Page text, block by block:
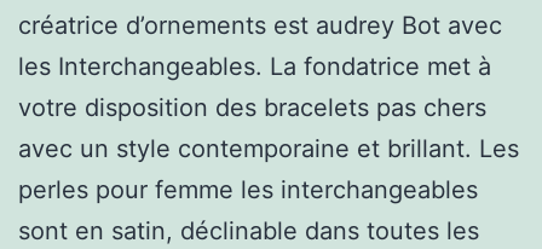
créatrice d’ornements est audrey Bot avec
les Interchangeables. La fondatrice met à
votre disposition des bracelets pas chers
avec un style contemporaine et brillant. Les
perles pour femme les interchangeables
sont en satin, déclinable dans toutes les